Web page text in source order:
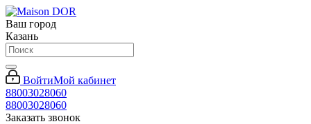
Ваш город
Казань
ВойтиМой кабинет
88003028060
88003028060
Заказать звонок